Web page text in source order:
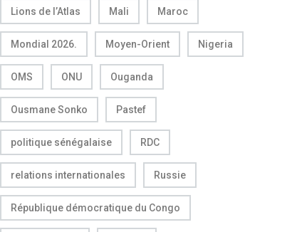
Lions de l’Atlas Mali Maroc
Mondial 2026. Moyen-Orient Nigeria
OMS ONU Ouganda
Ousmane Sonko Pastef
politique sénégalaise RDC
relations internationales Russie
République démocratique du Congo